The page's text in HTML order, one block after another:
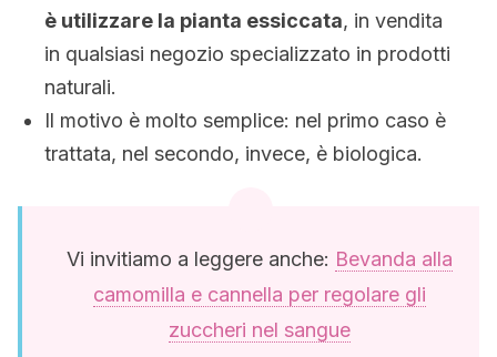
è utilizzare la pianta essiccata, in vendita
in qualsiasi negozio specializzato in prodotti
naturali.
Il motivo è molto semplice: nel primo caso è
trattata, nel secondo, invece, è biologica.
Vi invitiamo a leggere anche: Bevanda alla
camomilla e cannella per regolare gli
zuccheri nel sangue